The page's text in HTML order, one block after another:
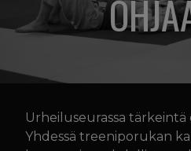
TREENIT
GLADIATOR FACTORY
OTA YHTEYTTÄ
Urheiluseurassa tärkeintä
Yhdessä treeniporukan